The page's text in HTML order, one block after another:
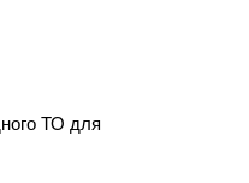
ТО для